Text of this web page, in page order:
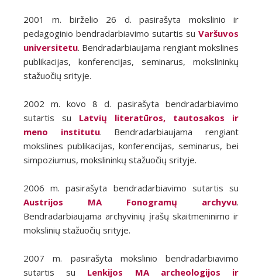
2001 m. birželio 26 d. pasirašyta mokslinio ir
pedagoginio bendradarbiavimo sutartis su Varšuvos
universitetu. Bendradarbiaujama rengiant mokslines
publikacijas, konferencijas, seminarus, mokslininkų
stažuočių srityje.
2002 m. kovo 8 d. pasirašyta bendradarbiavimo
sutartis su Latvių literatūros, tautosakos ir
meno institutu. Bendradarbiaujama rengiant
mokslines publikacijas, konferencijas, seminarus, bei
simpoziumus, mokslininkų stažuočių srityje.
2006 m. pasirašyta bendradarbiavimo sutartis su
Austrijos MA Fonogramų archyvu.
Bendradarbiaujama archyvinių įrašų skaitmeninimo ir
mokslinių stažuočių srityje.
2007 m. pasirašyta mokslinio bendradarbiavimo
sutartis su Lenkijos MA archeologijos ir